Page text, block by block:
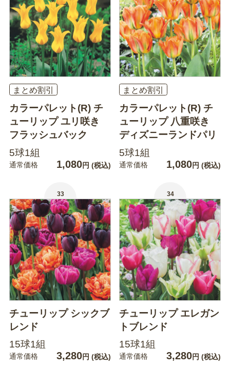
まとめ割引
カラーパレット(R) チ
ューリップ ユリ咲き
フラッシュバック
5球1組
通常価格 1,080円 (税込)
まとめ割引
カラーパレット(R) チ
ューリップ 八重咲き
ディズニーランドパリ
5球1組
通常価格 1,080円 (税込)
33
チューリップ シックブ
レンド
15球1組
通常価格 3,280円 (税込)
34
チューリップ エレガン
トブレンド
15球1組
通常価格 3,280円 (税込)